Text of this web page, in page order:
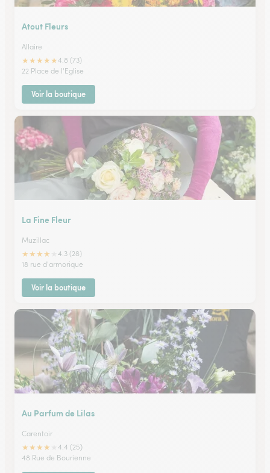
Atout Fleurs
Allaire
★★★★★4.8 (73)
22 Place de l'Eglise
Voir la boutique
La Fine Fleur
Muzillac
★★★★
4.3 (28)
18 rue d'armorique
Voir la boutique
Au Parfum de Lilas
Carentoir
★★★★
4.4 (25)
48 Rue de Bourienne